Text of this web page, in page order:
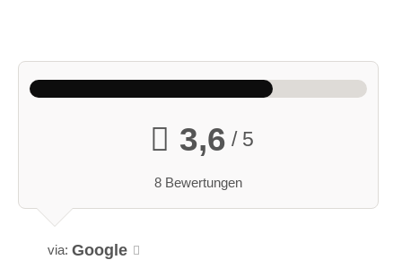
3,6 / 5
8 Bewertungen
via: Google